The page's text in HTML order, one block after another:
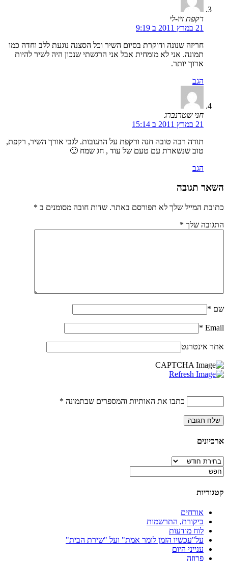
רקפת זיו-לי
21 במרץ 2011 ב 9:19
חריזה שנונה ודוקרת בסיום השיר וכל הסצנה נוגעת ללב וחדה כמו
תמונה. אני לא מומחית אבל אני הרגשתי שנכון היה לשיר להיות
ארוך יותר.
הגב
חני שטרנברג
21 במרץ 2011 ב 15:14
תודה רבה טובה חנה ורקפת על התגובות. לגבי אורך השיר, רקפת,
טוב שנשארת עם טעם של עוד , חג שמח 🙂
הגב
השאר תגובה
כתובת המייל שלך לא תפורסם באתר. שדות חובה מסומנים ב *
התגובה שלך *
שם *
Email
*
אתר אינטרנט
כתבו את האותיות והמספרים שבתמונה *
ארכיונים
ארכיונים
קטגוריות
אורחים
ביקורת, התרשמות
לוח מודעות
על"עכשיו הזמן לומר אמת" ועל "שירת הבית"
ענייני היום
פרוזה